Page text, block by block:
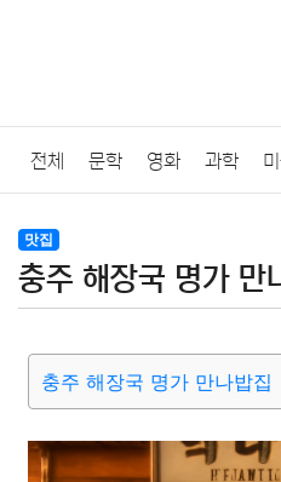
전체 문학 영화 과학
법률
질병 가요 방송 일상
결혼 육아 반려동물 패션
맛집
충주 해장국 명가 만
충주 해장국 명가 만나밥집